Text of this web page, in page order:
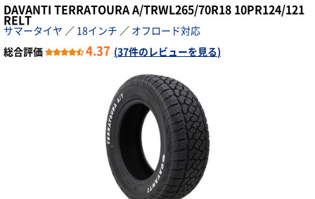
DAVANTI TERRATOURA A/TRWL265/70R18 10PR124/121
RELT
サマータイヤ ／ 18インチ ／ オフロード対応
総合評価
4.37 (37件のレビューを見る)